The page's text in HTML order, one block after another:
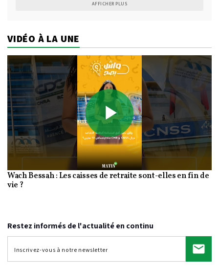
AFFICHER PLUS
VIDÉO À LA UNE
Play
Video
Wach Bessah : Les caisses de retraite sont-elles en fin de
vie ?
Restez informés de l'actualité en continu